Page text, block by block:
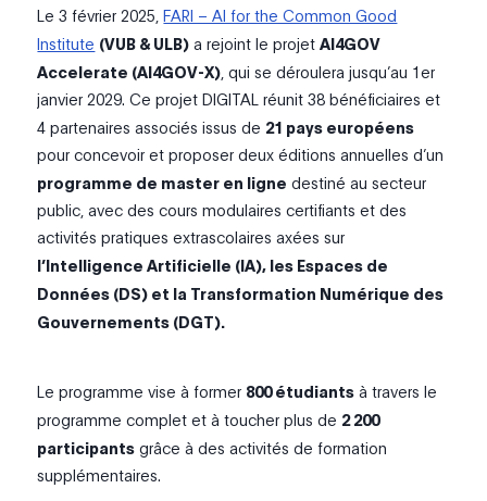
Le 3 février 2025,FARI – AI for the Common Good
Institute (VUB & ULB) a rejoint le projetAI4GOV
Accelerate (AI4GOV-X), qui se déroulera jusqu’au 1er
janvier 2029. Ce projet DIGITAL réunit 38 bénéficiaires et
4 partenaires associés issus de 21 pays européens
pour concevoir et proposer deux éditions annuelles d’un
programme de master en ligne destiné au secteur
public, avec des cours modulaires certifiants et des
activités pratiques extrascolaires axées sur
l’Intelligence Artificielle (IA), les Espaces de
Données (DS) et la Transformation Numérique des
Gouvernements (DGT).
Le programme vise à former 800 étudiants à travers le
programme complet et à toucher plus de 2 200
participants grâce à des activités de formation
supplémentaires.